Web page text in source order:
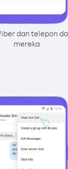
dan telepon
mereka